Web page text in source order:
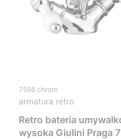
7556 chrom
armatura retro
Retro bateria
wysoka Giulini Praga